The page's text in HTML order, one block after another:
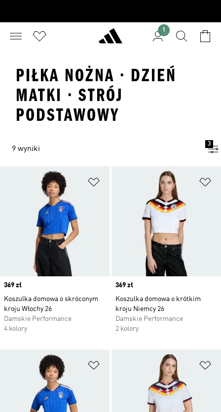
1
PIŁKA NOŻNA · DZIEŃ
MATKI · STRÓJ
PODSTAWOWY
9 wyniki
3
Dodaj do listy życzeń
Price
369 zł
Koszulka domowa o skróconym
kroju Włochy 26
Damskie Performance
4 kolory
Price
369 zł
Koszulka domowa o krótkim
kroju Niemcy 26
Damskie Performance
2 kolory
Dodaj do listy życzeń